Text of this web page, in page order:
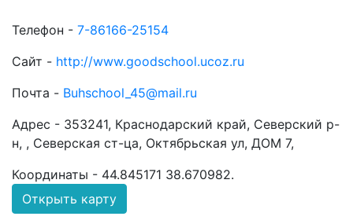
Телефон - 7-86166-25154
Сайт - http://www.goodschool.ucoz.ru
Почта - Buhschool_45@mail.ru
Адрес - 353241, Краснодарский край, Северский р-
н, , Северская ст-ца, Октябрьская ул, ДОМ 7,
Координаты - 44.845171 38.670982.
Открыть карту